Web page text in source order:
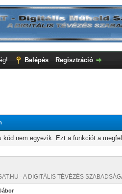
Belépés Regisztráció
kód nem egyezik. Ezt a funkciót a
- A DIGITÁLIS TÉVÉZÉS